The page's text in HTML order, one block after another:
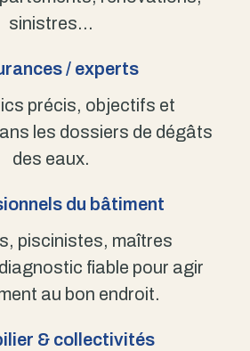
sinistres…
/ experts
précis, objectifs et
les dossiers de dégâts
des eaux.
du bâtiment
piscinistes, maîtres
fiable pour agir
au bon endroit.
& collectivités